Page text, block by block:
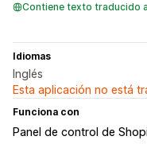
Contiene texto traducido
Idiomas
Inglés
Esta aplicación no está
Funciona con
Panel de control de